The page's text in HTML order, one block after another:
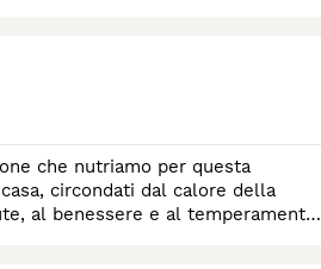
circondati dal calore della